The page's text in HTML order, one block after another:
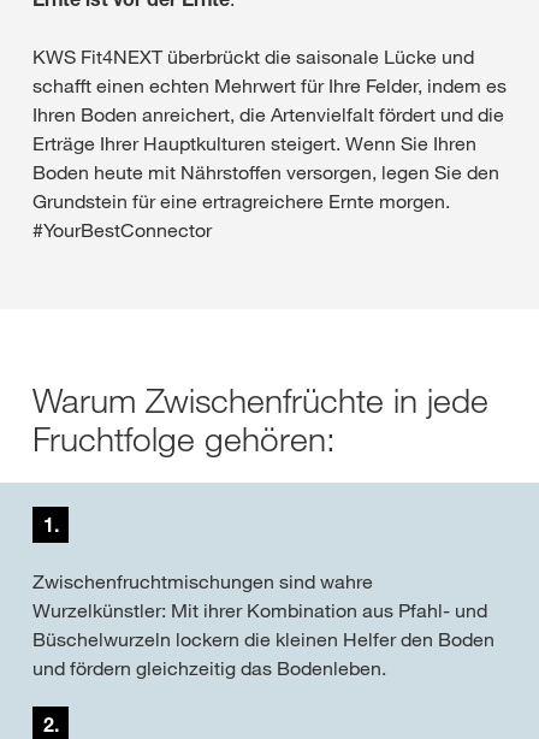
KWS Fit4NEXT überbrückt die saisonale Lücke und
schafft einen echten Mehrwert für Ihre Felder, indem es
Ihren Boden anreichert, die Artenvielfalt fördert und die
Erträge Ihrer Hauptkulturen steigert. Wenn Sie Ihren
Boden heute mit Nährstoffen versorgen, legen Sie den
Grundstein für eine ertragreichere Ernte morgen.
#YourBestConnector
Warum Zwischenfrüchte in jede
Fruchtfolge gehören:
1.
Zwischenfruchtmischungen sind wahre
Wurzelkünstler: Mit ihrer Kombination aus Pfahl- und
Büschelwurzeln lockern die kleinen Helfer den Boden
und fördern gleichzeitig das Bodenleben.
2.